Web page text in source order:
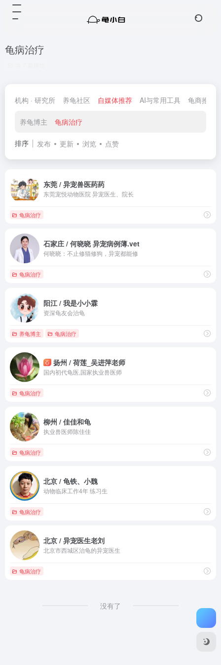
龟病治疗
机构 · 研究所 养龟社区 自媒体推荐 AI与常用工具 龟商推荐
养龟博主 龟病治疗
排序 发布 更新 浏览 点赞
东莞 / 异宠兽医药药
东莞宠悦动物医院 异宠医生、院长
龟病治疗
石家庄 / 何晓晓 异宠病例薄.vet
何晓晓：不止修猫修狗，异宠都能修
龟病治疗
阳江 / 我是小小霖
资深龟友会治龟
养龟博主 龟病治疗
扬州 / 荷莲_吴进萍老师
国内初代龟医,国家执业兽医师
龟病治疗
柳州 / 佳佳和龟
执业兽医师陈佳佳
龟病治疗
北京 / 龟铁、小魏
动物临床工作4年 练习生
龟病治疗
北京 / 异宠医生老刘
北京市西城区治龟的异宠医生
龟病治疗
没有了